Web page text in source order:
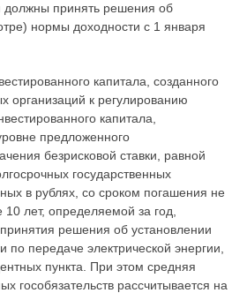
должны принять решения об
нормы доходности с 1 января
капитала, созданного
организаций к регулированию
капитала,
предложенного
безрисковой ставки, равной
государственных
в рублях, со сроком погашения не
лет, определяемой за год,
решения об установлении
по передаче электрической энергии,
пункта. При этом средняя
гособязательств рассчитывается на